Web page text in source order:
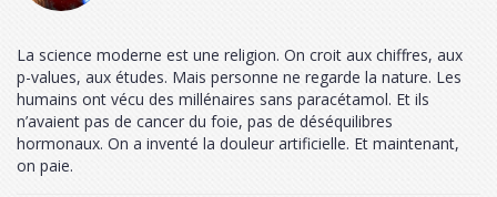
La science moderne est une religion. On croit aux chiffres, aux
p-values, aux études. Mais personne ne regarde la nature. Les
humains ont vécu des millénaires sans paracétamol. Et ils
n’avaient pas de cancer du foie, pas de déséquilibres
hormonaux. On a inventé la douleur artificielle. Et maintenant,
on paie.